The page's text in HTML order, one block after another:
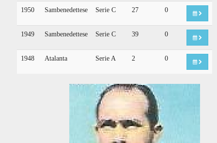
1950 Sambenedettese Serie C 27 0
1949 Sambenedettese Serie C 39 0
1948 Atalanta Serie A 2 0